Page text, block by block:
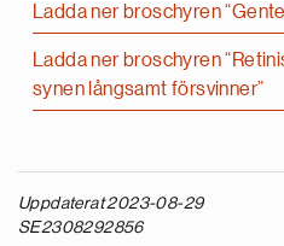
Ladda ner broschyren
Ladda ner broschyren
synen långsamt försvinner”
Uppdaterat 2023-08-29
SE2308292856